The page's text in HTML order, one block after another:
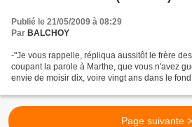
Publié le 21/05/2009 à 08:29
Par BALCHOY
-"Je vous rappelle, répliqua aussitôt le frère
coupant la parole à Marthe, que vous n'avez
envie de moisir dix, voire vingt ans dans le
Page suivante >